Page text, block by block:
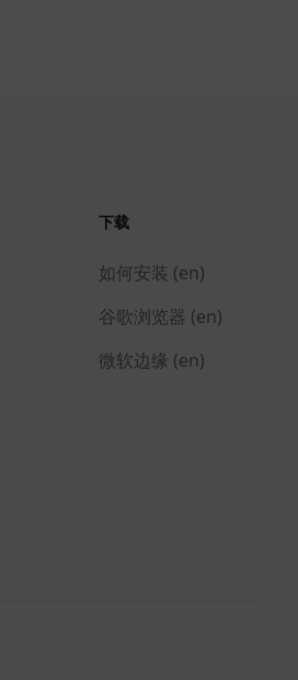
下载
如何安装 (en)
谷歌浏览器 (en)
微软边缘 (en)